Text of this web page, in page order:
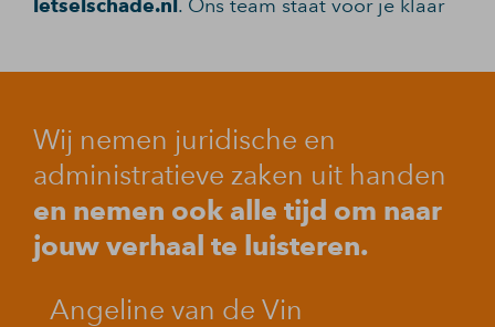
letselschade.nl . Ons team staat voor je klaar
Wij nemen juridische en
administratieve zaken uit handen
en nemen ook alle tijd om naar
jouw verhaal te luisteren.
Angeline van de Vin